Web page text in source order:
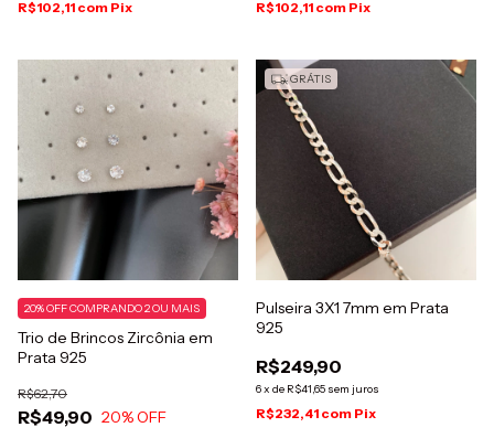
R$102,11 com Pix R$102,11 com Pix
Trio de Brincos Zircônia em
Prata 925
R$49,90
R$62,70
20% OFF
20% OFF COMPRANDO 2 OU MAIS
GRÁTIS
Pulseira 3X1 7mm em Prata
925
R$249,90
6x de R$41,65 sem juros
R$232,41 com Pix